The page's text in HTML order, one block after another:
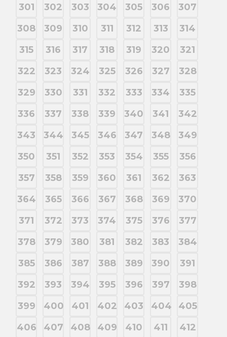
301
302 303 304 305 306
307
308
309 310 311 312 313
314
315
316 317 318 319 320
321
322
323 324 325 326 327
328
329
330 331 332 333 334
335
336
337 338 339 340 341
342
343
344 345 346 347 348
349
350
351 352 353 354 355
356
357
358 359 360 361 362
363
364
365 366 367 368 369
370
371
372 373 374 375 376
377
378
379 380 381 382 383
384
385
386 387 388 389 390
391
392
393 394 395 396 397
398
399
400 401 402 403 404
405
406
407 408 409 410 411 412